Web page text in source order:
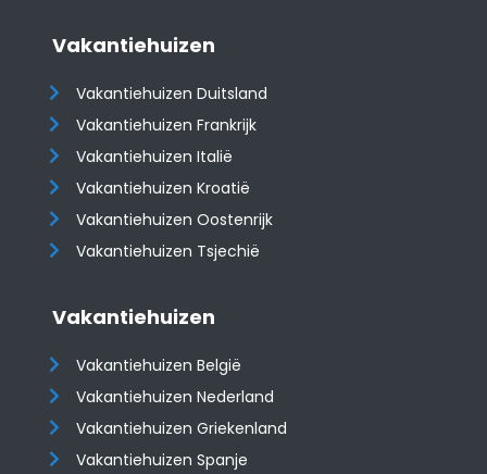
Vakantiehuizen
Vakantiehuizen Duitsland
Vakantiehuizen Frankrijk
Vakantiehuizen Italië
Vakantiehuizen Kroatië
​​​​​​​Vakantiehuizen Oostenrijk
Vakantiehuizen Tsjechië
Vakantiehuizen
Vakantiehuizen België
Vakantiehuizen Nederland
Vakantiehuizen Griekenland
Vakantiehuizen Spanje